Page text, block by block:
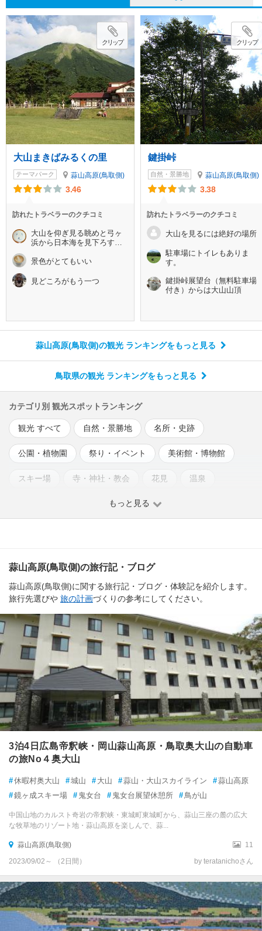
クリップ
大山まきばみるくの里
テーマパーク 蒜山高原(鳥取側)
3.46
訪れたトラベラーのクチコミ
大山を仰ぎ見る眺めと弓ヶ
浜から日本海を見下ろす眺
ロケーション
景色がとてもいい
見どころがもう一つ
クリップ
鍵掛峠
自然・景勝地 蒜山高原(鳥取側)
3.38
訪れたトラベラーのクチコミ
大山を見るには絶好の場所
駐車場にトイレもありま
す。
鍵掛峠展望台（無料駐車場
付き）からは大山山頂
蒜山高原(鳥取側)の観光 ランキングをもっと見る
鳥取県の観光 ランキングをもっと見る
カテゴリ別 観光スポットランキング
観光 すべて 自然・景勝地 名所・史跡
公園・植物園 祭り・イベント 美術館・博物館
スキー場 寺・神社・教会 花見 温泉
もっと見る
蒜山高原(鳥取側)の旅行記・ブログ
蒜山高原(鳥取側)に関する旅行記・ブログ・体験記を紹介します。
旅行先選びや 旅の計画づくりの参考にしてください。
3泊4日広島帝釈峡・岡山蒜山高原・鳥取奥大山の自動車
の旅No４奥大山
#休暇村奥大山 #城山 # 大山 #蒜山・大山スカイライン #蒜山高原
#鏡ヶ成スキー場 # 鬼女台 # 鬼女台展望休憩所 # 鳥が山
中国山地のカルスト奇岩の帝釈峡・東城町東城町から、蒜山三座の麓の広大
な牧草地のリゾート地・蒜山高原を楽しんで、蒜...
蒜山高原(鳥取側)
11
2023/09/02～ （2日間）
by teratanichoさん